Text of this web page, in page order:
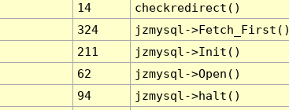
14
checkredirect()
324
jzmysql-
211
jzmysql->Init()
62
jzmysql->Open()
94
jzmysql->halt()